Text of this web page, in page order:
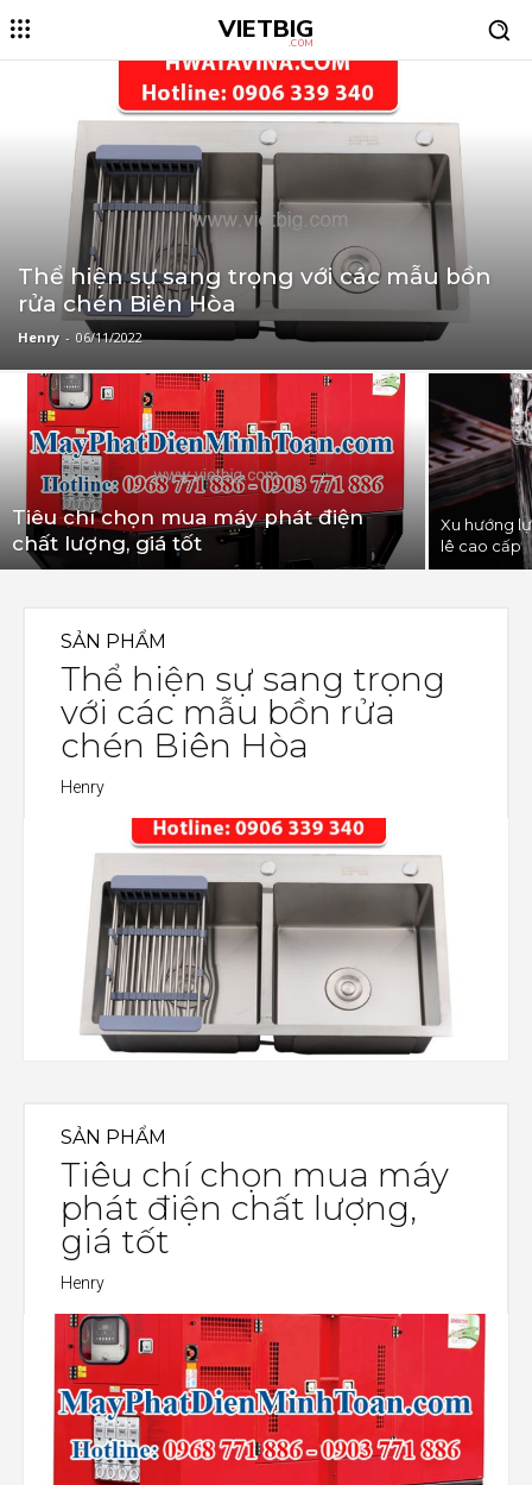
VIETBIG
.COM
Thể hiện sự sang trọng với các mẫu bồn
rửa chén Biên Hòa
Henry - 06/11/2022
Tiêu chí chọn mua máy phát điện
chất lượng, giá tốt
Xu hướng
lê cao cấp
SẢN PHẨM
Thể hiện sự sang trọng
với các mẫu bồn rửa
chén Biên Hòa
Henry
SẢN PHẨM
Tiêu chí chọn mua máy
phát điện chất lượng,
giá tốt
Henry